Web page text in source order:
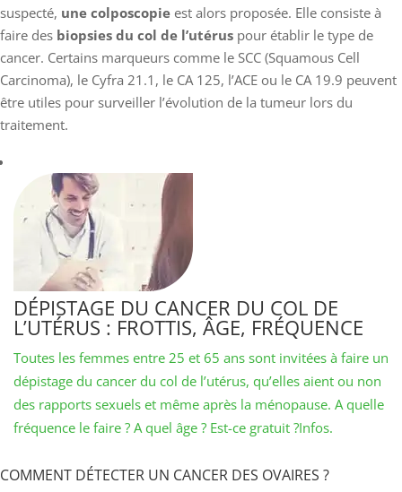
suspecté, une colposcopie est alors proposée. Elle consiste à
faire des biopsies du col de l’utérus pour établir le type de
cancer. Certains marqueurs comme le SCC (Squamous Cell
Carcinoma), le Cyfra 21.1, le CA 125, l’ACE ou le CA 19.9 peuvent
être utiles pour surveiller l’évolution de la tumeur lors du
traitement.
DÉPISTAGE DU CANCER DU COL DE
L’UTÉRUS : FROTTIS, ÂGE, FRÉQUENCE
Toutes les femmes entre 25 et 65 ans sont invitées à faire un
dépistage du cancer du col de l’utérus, qu’elles aient ou non
des rapports sexuels et même après la ménopause. A quelle
fréquence le faire ? A quel âge ? Est-ce gratuit ?Infos.
COMMENT DÉTECTER UN CANCER DES OVAIRES ?